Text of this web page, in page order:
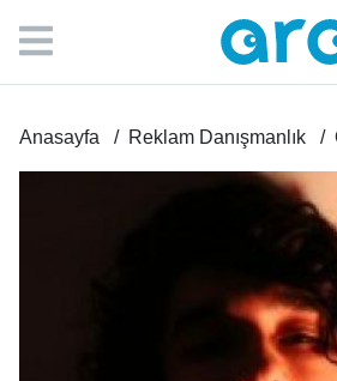
Anasayfa Reklam Danışmanlık